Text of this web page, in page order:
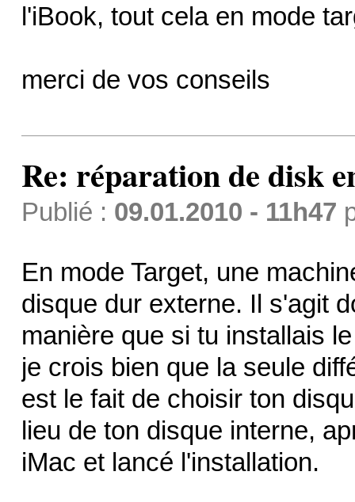
l'iBook, tout cela en mode
merci de vos conseils
Re: réparation de disk
Publié : 09.01.2010 - 11h47
En mode Target, une
disque dur externe. Il s'agit
manière que si tu installais
je crois bien que la seule
est le fait de choisir ton
lieu de ton disque interne,
iMac et lancé l'installation.